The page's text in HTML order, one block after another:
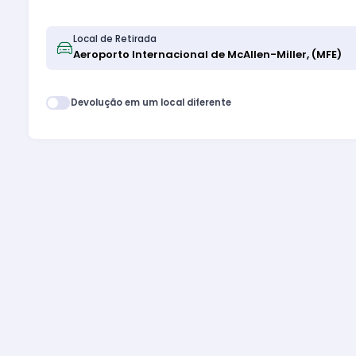
Local de Retirada
Devolução em um local diferente